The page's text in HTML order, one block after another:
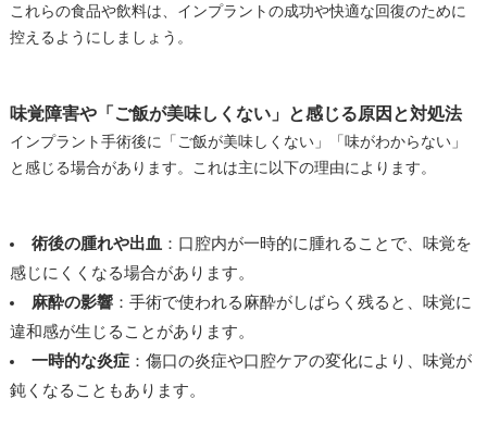
これらの食品や飲料は、インプラントの成功や快適な回復のために
控えるようにしましょう。
味覚障害や「ご飯が美味しくない」と感じる原因と対処法
インプラント手術後に「ご飯が美味しくない」「味がわからない」
と感じる場合があります。これは主に以下の理由によります。
術後の腫れや出血 ：口腔内が一時的に腫れることで、味覚を
感じにくくなる場合があります。
麻酔の影響：手術で使われる麻酔がしばらく残ると、味覚に
違和感が生じることがあります。
一時的な炎症：傷口の炎症や口腔ケアの変化により、味覚が
鈍くなることもあります。